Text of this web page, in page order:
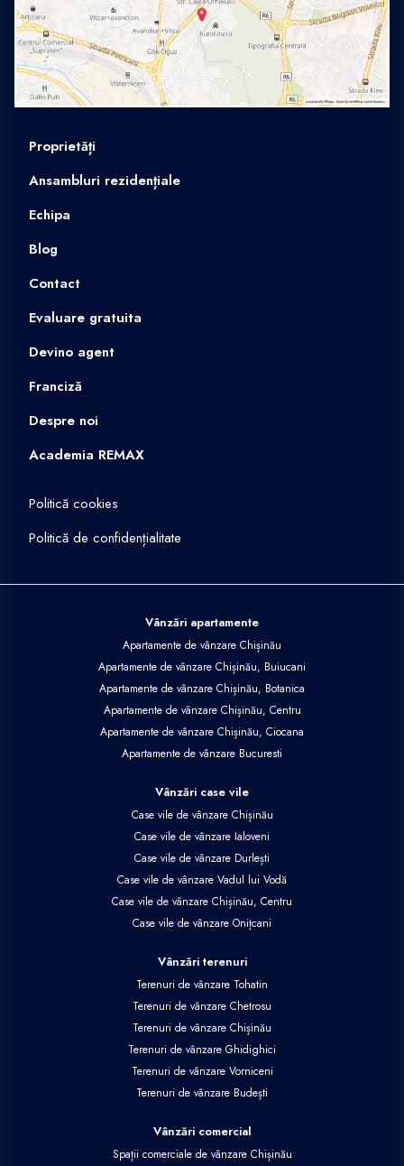
Proprietăți
Ansambluri rezidențiale
Echipa
Blog
Contact
Evaluare gratuita
Devino agent
Franciză
Despre noi
Academia REMAX
Politică cookies
Politică de confidențialitate
Vânzări apartamente
Apartamente de vânzare Chișinău
Apartamente de vânzare Chișinău, Buiucani
Apartamente de vânzare Chișinău, Botanica
Apartamente de vânzare Chișinău, Centru
Apartamente de vânzare Chișinău, Ciocana
Apartamente de vânzare Bucuresti
Vânzări case vile
Case vile de vânzare Chișinău
Case vile de vânzare Ialoveni
Case vile de vânzare Durlești
Case vile de vânzare Vadul lui Vodă
Case vile de vânzare Chișinău, Centru
Case vile de vânzare Onițcani
Vânzări terenuri
Terenuri de vânzare Tohatin
Terenuri de vânzare Chetrosu
Terenuri de vânzare Chișinău
Terenuri de vânzare Ghidighici
Terenuri de vânzare Vorniceni
Terenuri de vânzare Budești
Vânzări comercial
Spații comerciale de vânzare Chișinău